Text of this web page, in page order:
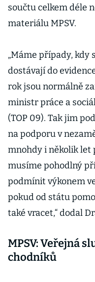
součtu celkem déle
materiálu MPSV.
„Máme případy,
dostávají do
rok jsou normálně
ministr práce a
(TOP 09). Tak jim
na podporu v
mnohdy i několik let
musíme pohodlný
podmínit výkonem
pokud od státu
také vracet,“ dodal
MPSV: Veřejná
chodníků